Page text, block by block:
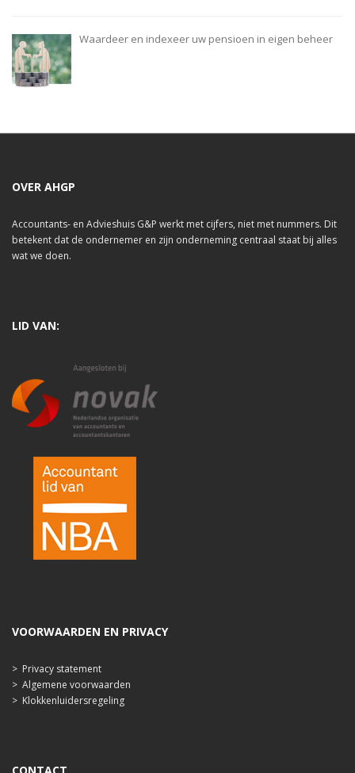
Waardeer en indexeer uw pensioen in eigen beheer
OVER AHGP
Accountants- en Advieshuis G&P werkt met cijfers, niet met nummers. Dit
betekent dat de ondernemer en zijn onderneming centraal staat bij alles
wat we doen.
LID VAN:
VOORWAARDEN EN PRIVACY
> Privacy statement
> Algemene voorwaarden
> Klokkenluidersregeling